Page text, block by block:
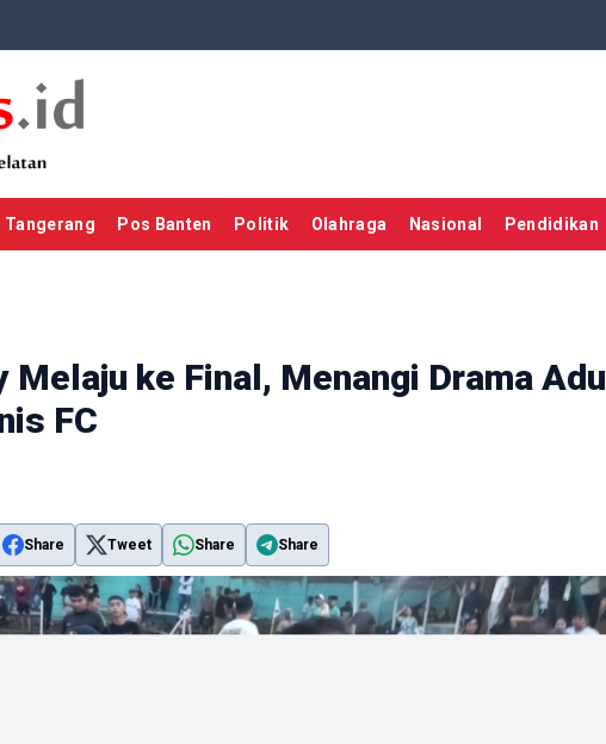
Tangerang Pos Banten Politik Olahraga Nasional Pendidikan
Melaju ke Final, Menangi Drama Adu
FC
Share Tweet Share Share